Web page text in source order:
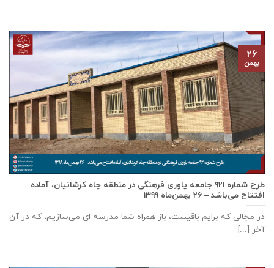
طرح شماره ۹۲۱ جامعه ياوری فرهنگی در منطقه چاه کرشانیان، آماده
افتتاح می‌باشد – ۲۶ بهمن‌ماه ۱۳۹۹
در مجالی که برایم باقیست، باز همراه شما مدرسه ای می‌سازیم، که در آن
آخر [...]
۲۶
بهمن